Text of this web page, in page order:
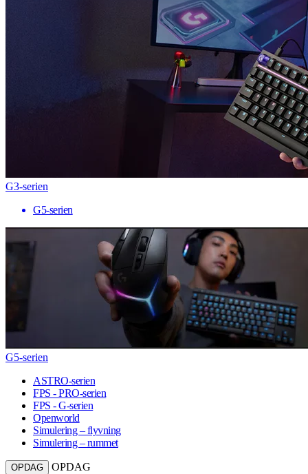
G3-serien
G5-serien
G5-serien
ASTRO-serien
FPS - PRO-serien
FPS - G-serien
Openworld
Simulering – flyvning
Simulering – rummet
OPDAG OPDAG